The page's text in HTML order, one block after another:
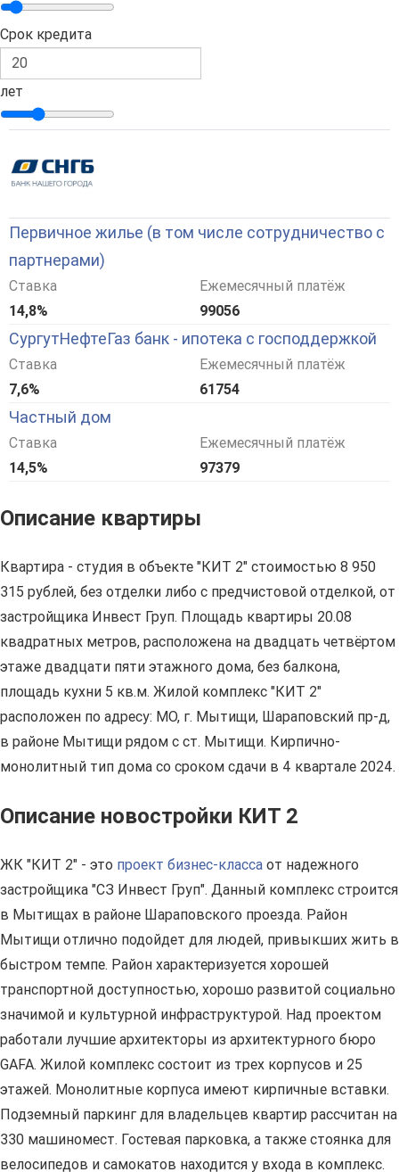
Срок кредита
лет
Первичное жилье (в том числе сотрудничество с
партнерами)
Ставка
14,8%
Ежемесячный платёж
99056
СургутНефтеГаз банк - ипотека с господдержкой
Ставка
7,6%
Ежемесячный платёж
61754
Частный дом
Ставка
14,5%
Ежемесячный платёж
97379
Описание квартиры
Квартира - студия в объекте "КИТ 2" стоимостью 8 950
315 рублей, без отделки либо с предчистовой отделкой, от
застройщика Инвест Груп. Площадь квартиры 20.08
квадратных метров, расположена на двадцать четвёртом
этаже двадцати пяти этажного дома, без балкона,
площадь кухни 5 кв.м. Жилой комплекс "КИТ 2"
расположен по адресу: МО, г. Мытищи, Шараповский пр-д,
в районе Мытищи рядом с ст. Мытищи. Кирпично-
монолитный тип дома со сроком сдачи в 4 квартале 2024.
Описание новостройки КИТ 2
ЖК "КИТ 2" - это проект бизнес-класса от надежного
застройщика "СЗ Инвест Груп". Данный комплекс строится
в Мытищах в районе Шараповского проезда. Район
Мытищи отлично подойдет для людей, привыкших жить в
быстром темпе. Район характеризуется хорошей
транспортной доступностью, хорошо развитой социально
значимой и культурной инфраструктурой. Над проектом
работали лучшие архитекторы из архитектурного бюро
GAFA. Жилой комплекс состоит из трех корпусов и 25
этажей. Монолитные корпуса имеют кирпичные вставки.
Подземный паркинг для владельцев квартир рассчитан на
330 машиномест. Гостевая парковка, а также стоянка для
велосипедов и самокатов находится у входа в комплекс.